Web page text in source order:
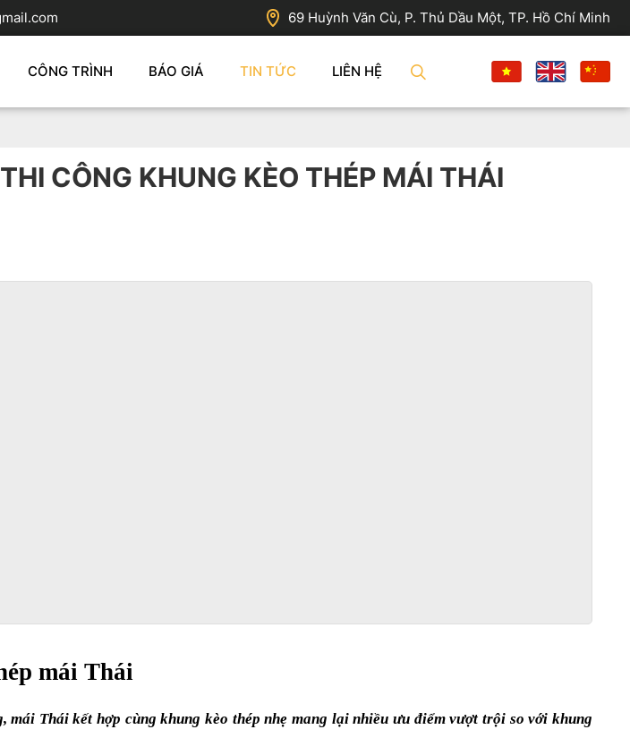
69 Huỳnh Văn Cù, P. Thủ Dầu Một, TP. Hồ Chí Minh
CÔNG TRÌNH BÁO GIÁ TIN TỨC LIÊN HỆ
CÔNG KHUNG KÈO THÉP MÁI THÁI
mái Thái
Thái kết hợp cùng khung kèo thép nhẹ mang lại nhiều ưu điểm vượt trội so với khung